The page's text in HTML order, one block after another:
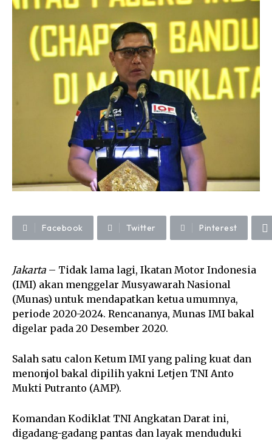
Facebook Twitter Pinterest
Jakarta – Tidak lama lagi, Ikatan Motor Indonesia
(IMI) akan menggelar Musyawarah Nasional
(Munas) untuk mendapatkan ketua umumnya,
periode 2020-2024. Rencananya, Munas IMI bakal
digelar pada 20 Desember 2020.
Salah satu calon Ketum IMI yang paling kuat dan
menonjol bakal dipilih yakni Letjen TNI Anto
Mukti Putranto (AMP).
Komandan Kodiklat TNI Angkatan Darat ini,
digadang-gadang pantas dan layak menduduki